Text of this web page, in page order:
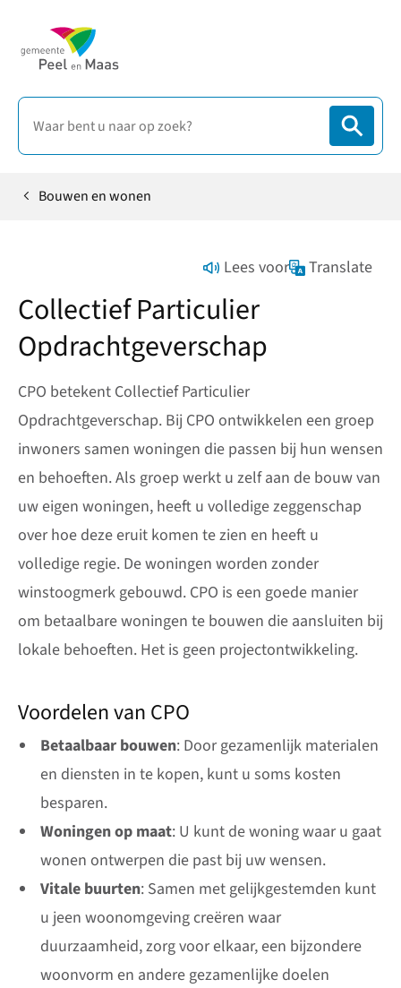
HomeBouwen en wonen
Lees voor Translate
Collectief Particulier
Opdrachtgeverschap
CPO betekent Collectief Particulier
Opdrachtgeverschap. Bij CPO ontwikkelen een groep
inwoners samen woningen die passen bij hun wensen
en behoeften. Als groep werkt u zelf aan de bouw van
uw eigen woningen, heeft u volledige zeggenschap
over hoe deze eruit komen te zien en heeft u
volledige regie. De woningen worden zonder
winstoogmerk gebouwd. CPO is een goede manier
om betaalbare woningen te bouwen die aansluiten bij
lokale behoeften. Het is geen projectontwikkeling.
Voordelen van CPO
Betaalbaar bouwen: Door gezamenlijk materialen
en diensten in te kopen, kunt u soms kosten
besparen.
Woningen op maat: U kunt de woning waar u gaat
wonen ontwerpen die past bij uw wensen.
Vitale buurten: Samen met gelijkgestemden kunt
u jeen woonomgeving creëren waar
duurzaamheid, zorg voor elkaar, een bijzondere
woonvorm en andere gezamenlijke doelen